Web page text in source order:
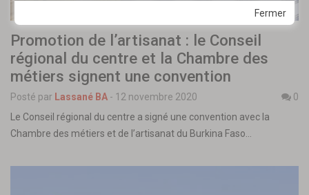
Promotion de l’artisanat : le Conseil
régional du centre et la Chambre des
métiers signent une convention
Posté par Lassané BA - 12 novembre 2020
0
Le Conseil régional du centre a signé une convention avec la
Chambre des métiers et de l’artisanat du Burkina Faso…
Fermer